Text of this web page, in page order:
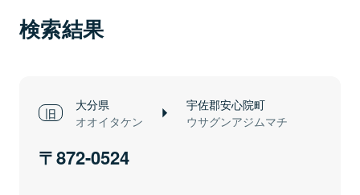
検索結果
大分県
オオイタケン
宇佐郡安心院町
ウサグンアジムマチ
872-0524